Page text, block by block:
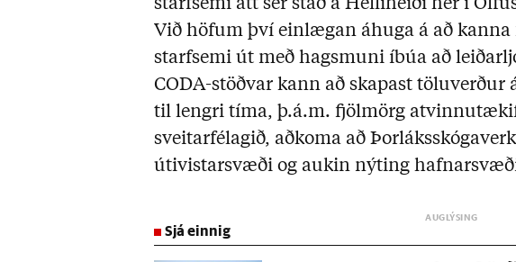
starfsemi átt sér stað á Helliheiði hér í
Við höfum því einlægan áhuga á að kanna
starfsemi út með hagsmuni íbúa að
CODA-stöðvar kann að skapast
til lengri tíma, þ.á.m. fjölmörg
sveitarfélagið, aðkoma að
útivistarsvæði og aukin nýting
Sjá einnig